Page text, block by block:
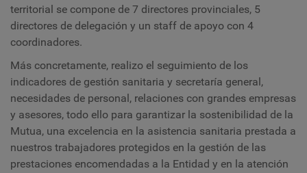
territorial se compone de 7 directores provinciales, 5
directores de delegación y un staff de apoyo con 4
coordinadores.
Más concretamente, realizo el seguimiento de los
indicadores de gestión sanitaria y secretaría general,
necesidades de personal, relaciones con grandes empresas
y asesores, todo ello para garantizar la sostenibilidad de la
Mutua, una excelencia en la asistencia sanitaria prestada a
nuestros trabajadores protegidos en la gestión de las
prestaciones encomendadas a la Entidad y en la atención